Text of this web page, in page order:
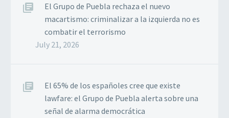
El Grupo de Puebla rechaza el nuevo
macartismo: criminalizar a la izquierda no es
combatir el terrorismo
July 21, 2026
El 65% de los españoles cree que existe
lawfare: el Grupo de Puebla alerta sobre una
señal de alarma democrática